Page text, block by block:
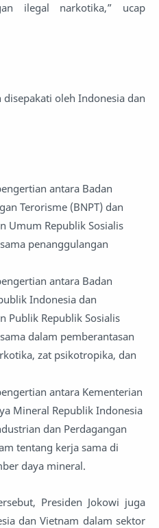
ilegal narkotika,” ucap
oleh Indonesia dan
antara Badan
Terorisme (BNPT) dan
Umum Republik Sosialis
penanggulangan
antara Badan
Indonesia dan
Publik Republik Sosialis
dalam pemberantasan
zat psikotropika, dan
antara Kementerian
Mineral Republik Indonesia
dan Perdagangan
tentang kerja sama di
daya mineral.
Presiden Jokowi juga
dan Vietnam dalam sektor